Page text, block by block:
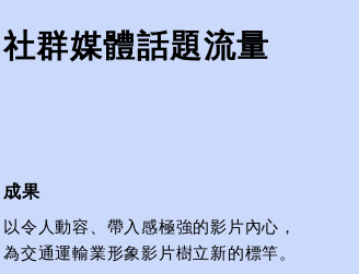
社群媒體話題流量
成果
以令人動容、帶入感極強的影片內心，
為交通運輸業形象影片樹立新的標竿。